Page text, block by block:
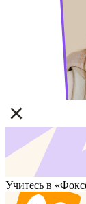
Учитесь в